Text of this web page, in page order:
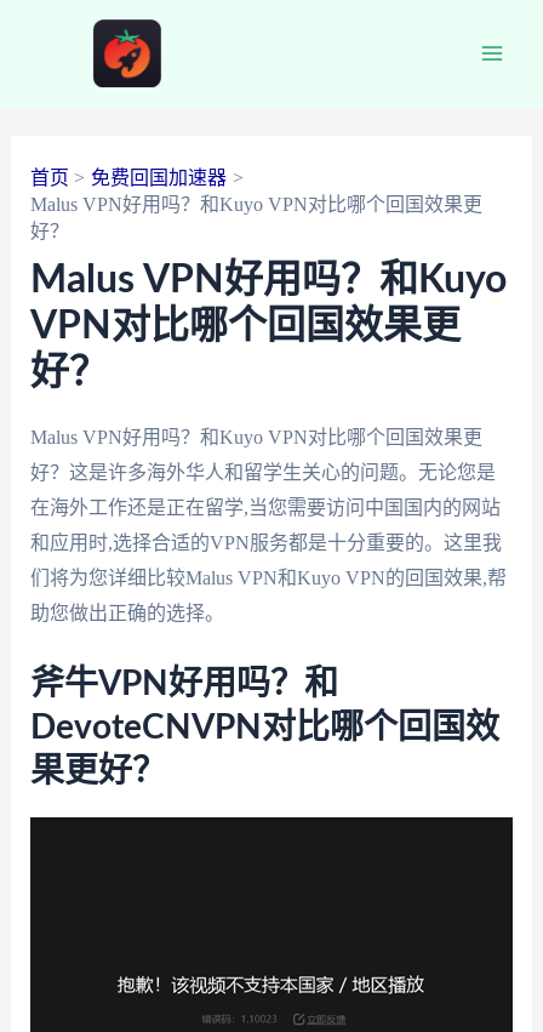
首页
免费回国加速器
Malus VPN好用吗？和Kuyo VPN对比哪个回国效果更
好？
Malus VPN好用吗？和Kuyo
VPN对比哪个回国效果更
好？
Malus VPN好用吗？和Kuyo VPN对比哪个回国效果更
好？这是许多海外华人和留学生关心的问题。无论您是
在海外工作还是正在留学,当您需要访问中国国内的网站
和应用时,选择合适的VPN服务都是十分重要的。这里我
们将为您详细比较Malus VPN和Kuyo VPN的回国效果,帮
助您做出正确的选择。
斧牛VPN好用吗？和
DevoteCNVPN对比哪个回国效
果更好？